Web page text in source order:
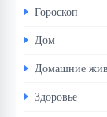
Гороскоп
Дом
Домашние
Здоровье